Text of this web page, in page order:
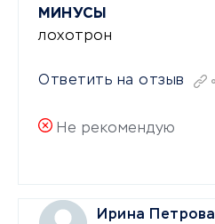
МИНУСЫ
лохотрон
Ответить на отзыв
Не рекомендую
Ирина Петрова